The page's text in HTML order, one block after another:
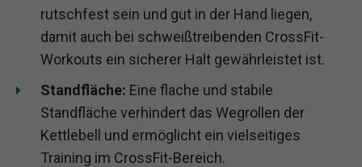
rutschfest sein und gut in der Hand liegen,
damit auch bei schweißtreibenden CrossFit-
Workouts ein sicherer Halt gewährleistet ist.
Standfläche: Eine flache und stabile
Standfläche verhindert das Wegrollen der
Kettlebell und ermöglicht ein vielseitiges
Training im CrossFit-Bereich.